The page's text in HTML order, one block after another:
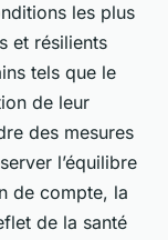
les plus
et résilients
tels que le
de leur
des mesures
l’équilibre
de compte, la
de la santé